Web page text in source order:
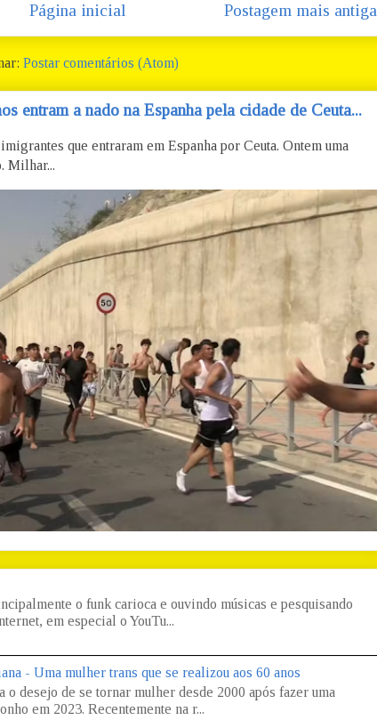
Postagem mais antiga
Página inicial
Postar comentários (Atom)
entram a nado na Espanha pela cidade de Ceuta...
que entraram em Espanha por Ceuta. Ontem uma
Milhar...
o funk carioca e ouvindo músicas e pesquisando
em especial o YouTu...
- Uma mulher trans que se realizou aos 60 anos
o desejo de se tornar mulher desde 2000 após fazer uma
em 2023. Recentemente na r...